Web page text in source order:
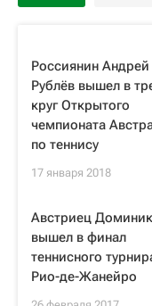
Россиянин Андрей
Рублёв вышел в
круг Открытого
чемпионата
по теннису
17 января 2018
Австриец
вышел в финал
теннисного
Рио-де-Жанейро